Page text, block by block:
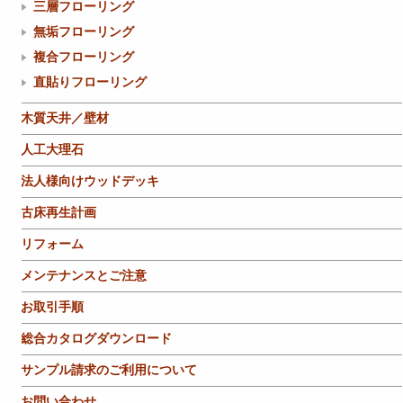
三層フローリング
無垢フローリング
複合フローリング
直貼りフローリング
木質天井／壁材
人工大理石
法人様向けウッドデッキ
古床再生計画
リフォーム
メンテナンスとご注意
お取引手順
総合カタログダウンロード
サンプル請求のご利用について